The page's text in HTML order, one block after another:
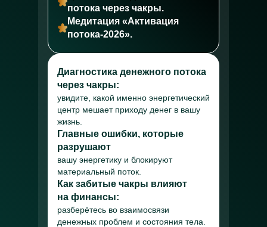
потока через чакры.
Медитация «Активация
потока-2026».
Диагностика денежного потока
через чакры:
увидите, какой именно энергетический
центр мешает приходу денег в вашу
жизнь.
Главные ошибки, которые
разрушают
вашу энергетику и блокируют
материальный поток.
Как забитые чакры влияют
на финансы:
разберётесь во взаимосвязи
денежных проблем и состояния тела.